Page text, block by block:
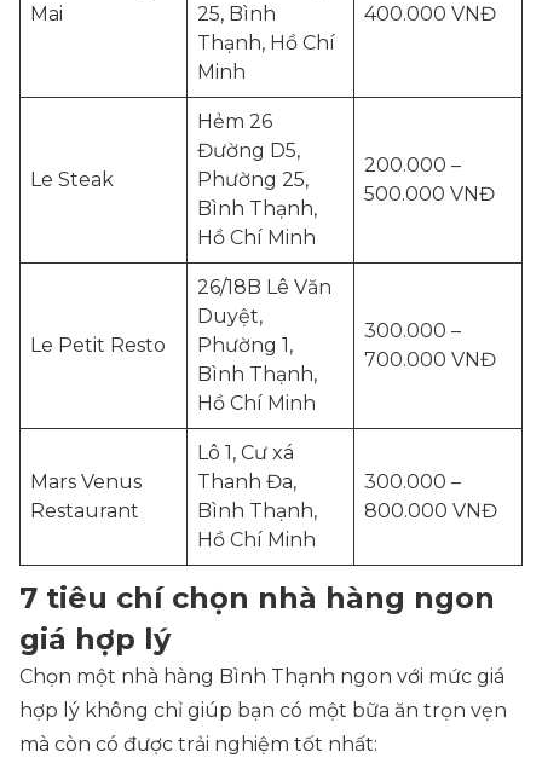
Mai
25, Bình
Thạnh, Hồ Chí
Minh
400.000 VNĐ
Le Steak
Hẻm 26
Đường D5,
Phường 25,
Bình Thạnh,
Hồ Chí Minh
200.000 –
500.000 VNĐ
Le Petit Resto
26/18B Lê Văn
Duyệt,
Phường 1,
Bình Thạnh,
Hồ Chí Minh
300.000 –
700.000 VNĐ
Mars Venus
Restaurant
Lô 1, Cư xá
Thanh Đa,
Bình Thạnh,
Hồ Chí Minh
300.000 –
800.000 VNĐ
7 tiêu chí chọn nhà hàng ngon
giá hợp lý
Chọn một nhà hàng Bình Thạnh ngon với mức giá
hợp lý không chỉ giúp bạn có một bữa ăn trọn vẹn
mà còn có được trải nghiệm tốt nhất: